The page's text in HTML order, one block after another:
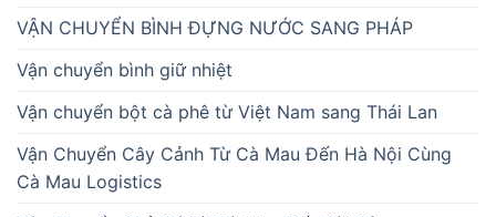
VẬN CHUYỂN BÌNH ĐỰNG NƯỚC SANG PHÁP
Vận chuyển bình giữ nhiệt
Vận chuyển bột cà phê từ Việt Nam sang Thái Lan
Vận Chuyển Cây Cảnh Từ Cà Mau Đến Hà Nội Cùng
Cà Mau Logistics